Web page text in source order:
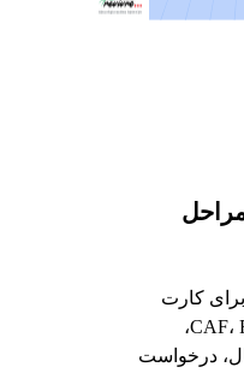
کارت
اقامت، CAF، France Travail،
درخواست